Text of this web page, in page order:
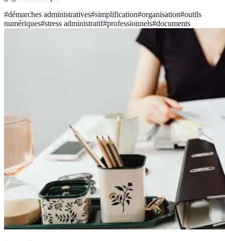
#démarches administratives#simplification#organisation#outils
numériques#stress administratif#professionnels#documents